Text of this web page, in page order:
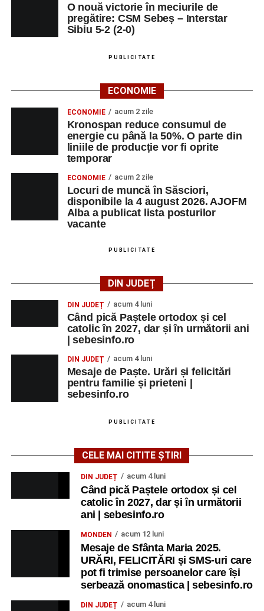
O nouă victorie în meciurile de
pregătire: CSM Sebeș – Interstar
Sibiu 5-2 (2-0)
PUBLICITATE
ECONOMIE
ECONOMIE acum 2 zile
Kronospan reduce consumul de
energie cu până la 50%. O parte din
liniile de producție vor fi oprite
temporar
ECONOMIE acum 2 zile
Locuri de muncă în Săsciori,
disponibile la 4 august 2026. AJOFM
Alba a publicat lista posturilor
vacante
PUBLICITATE
DIN JUDEȚ
DIN JUDEȚ acum 4 luni
Când pică Paștele ortodox și cel
catolic în 2027, dar și în următorii ani
| sebesinfo.ro
DIN JUDEȚ acum 4 luni
Mesaje de Paște. Urări și felicitări
pentru familie și prieteni |
sebesinfo.ro
PUBLICITATE
CELE MAI CITITE ȘTIRI
DIN JUDEȚ acum 4 luni
Când pică Paștele ortodox și cel
catolic în 2027, dar și în următorii
ani | sebesinfo.ro
MONDEN acum 12 luni
Mesaje de Sfânta Maria 2025.
URĂRI, FELICITĂRI și SMS-uri care
pot fi trimise persoanelor care își
serbează onomastica | sebesinfo.ro
DIN JUDEȚ acum 4 luni